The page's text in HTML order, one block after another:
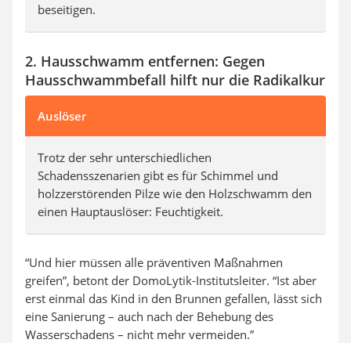
beseitigen.
2. Hausschwamm entfernen: Gegen
Hausschwammbefall hilft nur die Radikalkur
Auslöser
Trotz der sehr unterschiedlichen
Schadensszenarien gibt es für Schimmel und
holzzerstörenden Pilze wie den Holzschwamm den
einen Hauptauslöser: Feuchtigkeit.
“Und hier müssen alle präventiven Maßnahmen
greifen”, betont der DomoLytik-Institutsleiter. “Ist aber
erst einmal das Kind in den Brunnen gefallen, lässt sich
eine Sanierung – auch nach der Behebung des
Wasserschadens – nicht mehr vermeiden.”